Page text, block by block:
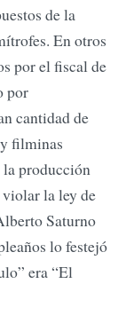
de la
En otros
por el fiscal de
por
cantidad de
filminas
la producción
la ley de
Saturno
lo festejó
era “El